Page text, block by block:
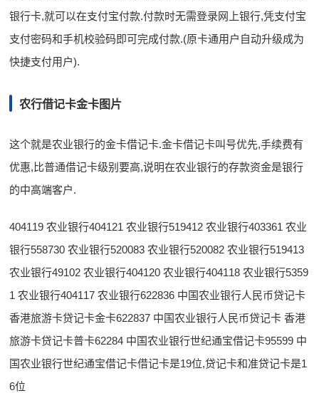
银行卡,就可以在支付宝付款.付款时无需登录网上银行,凭支付宝
支付密码和手机校验码即可完成付款.(原卡通用户自动升级成为
快捷支付用户).
农行借记卡金卡图片
这个就是农业银行的金卡借记卡.金卡借记卡叫号优先,手续费有
优惠,比普通借记卡级别要高,说明在农业银行的存款资金是银行
的中高端客户.
404119 农业银行404121 农业银行519412 农业银行403361 农业
银行558730 农业银行520083 农业银行520082 农业银行519413
农业银行49102 农业银行404120 农业银行404118 农业银行5359
1 农业银行404117 农业银行622836 中国农业银行人民币贷记卡
香港旅游卡贷记卡金卡622837 中国农业银行人民币贷记卡 香港
旅游卡贷记卡普卡62284 中国农业银行世纪通宝借记卡95599 中
国农业银行世纪通宝借记卡借记卡是19位,贷记卡和准贷记卡是1
6位